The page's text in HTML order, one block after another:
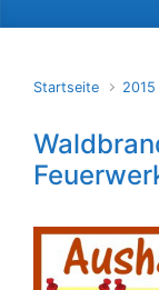
Startseite 2015